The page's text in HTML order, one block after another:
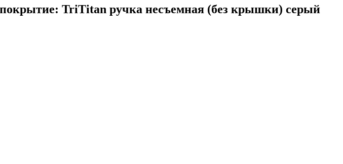
TriTitan ручка несъемная (без крышки) серый